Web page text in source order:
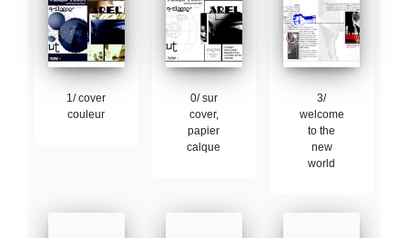
1/ cover
couleur
0/ sur
cover,
papier
calque
3/
welcome
to the
new
world